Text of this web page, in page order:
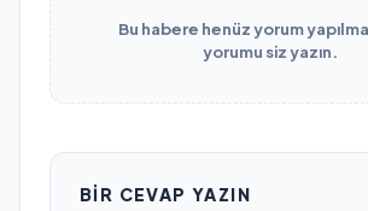
Bu habere henüz yorum
yorumu siz yazın.
BIR CEVAP YAZIN